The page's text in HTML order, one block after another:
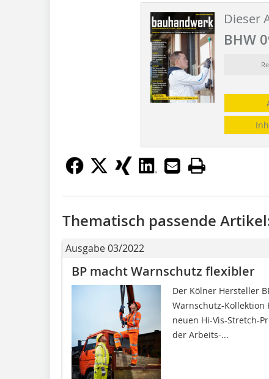
Dieser
BHW
Thematisch passende
Ausgabe 03/2022
BP macht Warnschutz flexibler
Der Kölner Hersteller
Warnschutz-Kollektion
neuen Hi-Vis-
der Arbeits-...